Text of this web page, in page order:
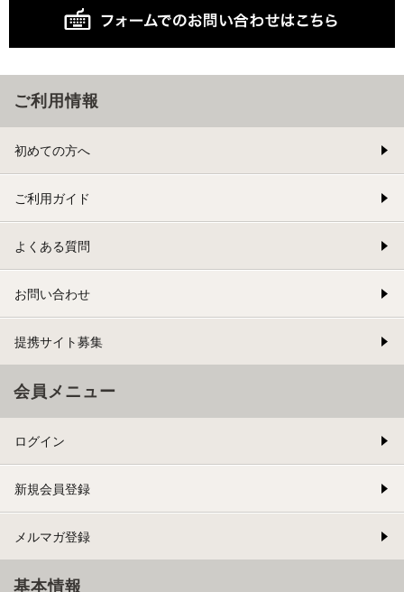
ご利用情報
初めての方へ
ご利用ガイド
よくある質問
お問い合わせ
提携サイト募集
会員メニュー
ログイン
新規会員登録
メルマガ登録
基本情報